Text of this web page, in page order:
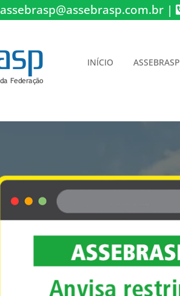
assebrasp@assebrasp.com.br |
INÍCIO ASSEBRASP